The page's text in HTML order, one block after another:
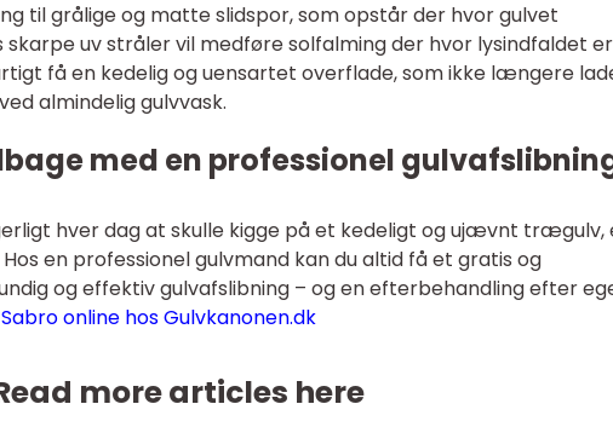
til grålige og matte slidspor, som opstår der hvor gulvet
uv stråler vil medføre solfalming der hvor lysindfaldet er
få en kedelig og uensartet overflade, som ikke længere
almindelig gulvvask.
med en professionel
hver dag at skulle kigge på et kedeligt og ujævnt trægulv,
en professionel gulvmand kan du altid få et gratis og
og effektiv gulvafslibning – og en efterbehandling efter
online hos Gulvkanonen.dk
more articles here